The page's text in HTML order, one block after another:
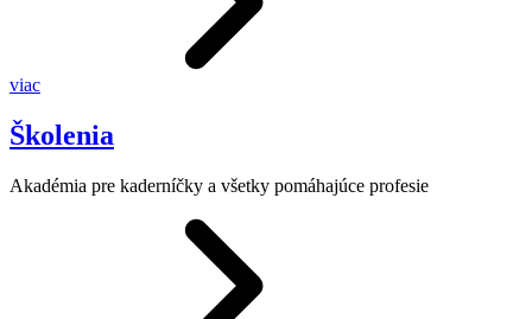
viac
Školenia
Akadémia pre kaderníčky a všetky pomáhajúce profesie